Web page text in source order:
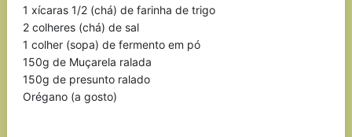
1 xícaras 1/2 (chá) de farinha de trigo
2 colheres (chá) de sal
1 colher (sopa) de fermento em pó
150g de Muçarela ralada
150g de presunto ralado
Orégano (a gosto)